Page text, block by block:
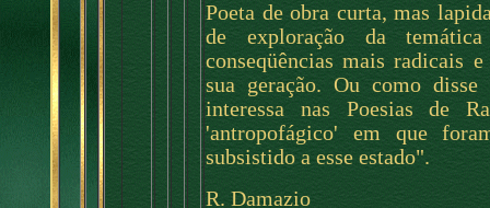
Poeta de obra curta, mas
de exploração da
conseqüências mais radicais
sua geração. Ou como
interessa nas Poesias de
'antropofágico' em que
subsistido a esse estado".
R. Damazio